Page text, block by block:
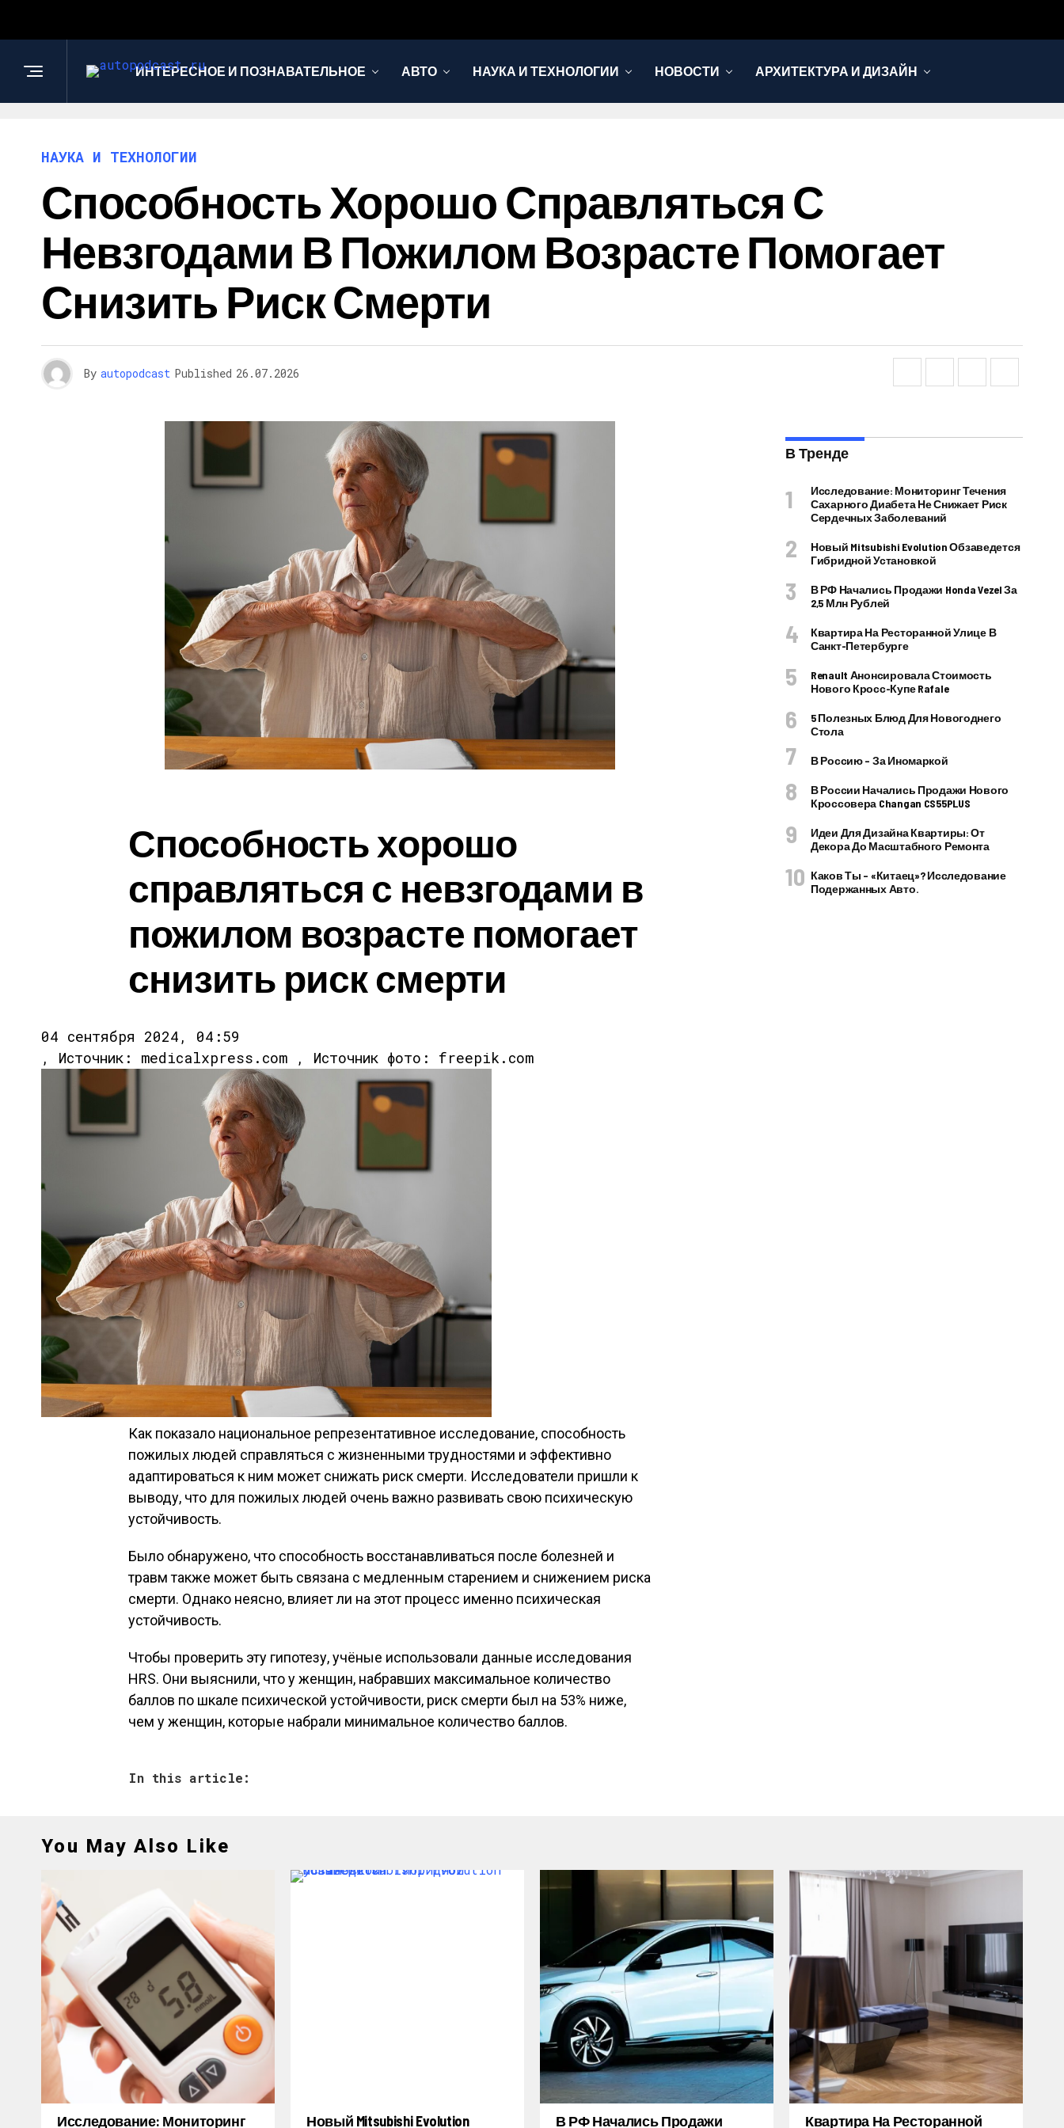
ИНТЕРЕСНОЕ И ПОЗНАВАТЕЛЬНОЕ АВТО НАУКА И ТЕХНОЛОГИИ НОВОСТИ АРХИТЕКТУРА И ДИЗАЙН
НАУКА И ТЕХНОЛОГИИ
Способность Хорошо Справляться С
Невзгодами В Пожилом Возрасте Помогает
Снизить Риск Смерти
By autopodcast Published 26.07.2026
Способность хорошо
справляться с невзгодами в
пожилом возрасте помогает
снизить риск смерти
04 сентября 2024, 04:59
, Источник: medicalxpress.com , Источник фото: freepik.com
Как показало национальное репрезентативное исследование, способность
пожилых людей справляться с жизненными трудностями и эффективно
адаптироваться к ним может снижать риск смерти. Исследователи пришли к
выводу, что для пожилых людей очень важно развивать свою психическую
устойчивость.
Было обнаружено, что способность восстанавливаться после болезней и
травм также может быть связана с медленным старением и снижением риска
смерти. Однако неясно, влияет ли на этот процесс именно психическая
устойчивость.
Чтобы проверить эту гипотезу, учёные использовали данные исследования
HRS. Они выяснили, что у женщин, набравших максимальное количество
баллов по шкале психической устойчивости, риск смерти был на 53% ниже,
чем у женщин, которые набрали минимальное количество баллов.
In this article:
В Тренде
Исследование: Мониторинг Течения
Сахарного Диабета Не Снижает Риск
Сердечных Заболеваний
Новый Mitsubishi Evolution Обзаведется
Гибридной Установкой
В РФ Начались Продажи Honda Vezel За
2,5 Млн Рублей
Квартира На Ресторанной Улице В
Санкт-Петербурге
Renault Анонсировала Стоимость
Нового Кросс-Купе Rafale
5 Полезных Блюд Для Новогоднего
Стола
В Россию – За Иномаркой
В России Начались Продажи Нового
Кроссовера Changan CS55PLUS
Идеи Для Дизайна Квартиры: От
Декора До Масштабного Ремонта
Каков Ты – «китаец»? Исследование
Подержанных Авто.
You May Also Like
Исследование: Мониторинг Новый Mitsubishi Evolution В РФ Начались Продажи Квартира На Ресторанной